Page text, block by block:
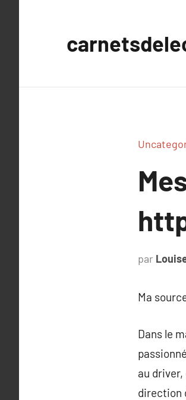
par
Ma
Dans le
au
direction